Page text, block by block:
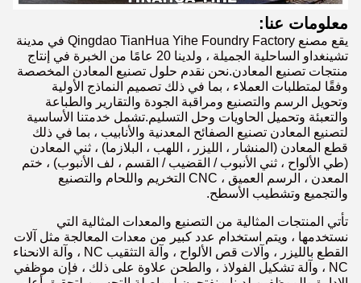
معلومات عنا:
يقع مصنع Qingdao TianHua Yihe Foundry Factory في مدينة
تشينغداو الساحلية الجميلة ، ولدينا 20 عامًا من الخبرة في إنتاج
منتجات تصنيع المعادن.نحن نقدم حلول تصنيع المعادن المخصصة
وفقًا لمتطلبات العملاء ، بما في ذلك تصميم النماذج الأولية
وتحويل الرسم والتصنيع ومراقبة الجودة والتقارير والطباعة
والتعبئة وتحميل الحاويات وحل التسليم.تشمل خدمتنا الأساسية
لتصنيع المعادن تصنيع الصفائح المعدنية والأنابيب ، بما في ذلك
قطع المعادن (المنشار ، الليزر ، اللهب ، البلازما) ، ثني المعادن
(طي الألواح ، ثني الأنبوب / القضيب / القسم ، لف الأنبوب) ، ختم
المعدن ، الرسم العميق ، CNC التخريم واللحام والتصنيع
والتجميع وتشطيب الأسطح.
تأتي المنتجات المثالية من التصنيع والمعدات المثالية التي
نستخدمها ، ويتم استخدام عدد كبير من معدات المعالجة مثل آلات
القطع بالليزر ، وآلات قص الألواح ، وآلة التثقيب NC ، وآلة الانحناء
NC ، وآلة تشكيل الفولاذ ، والطحن علاوة على ذلك ، فإن موظفي